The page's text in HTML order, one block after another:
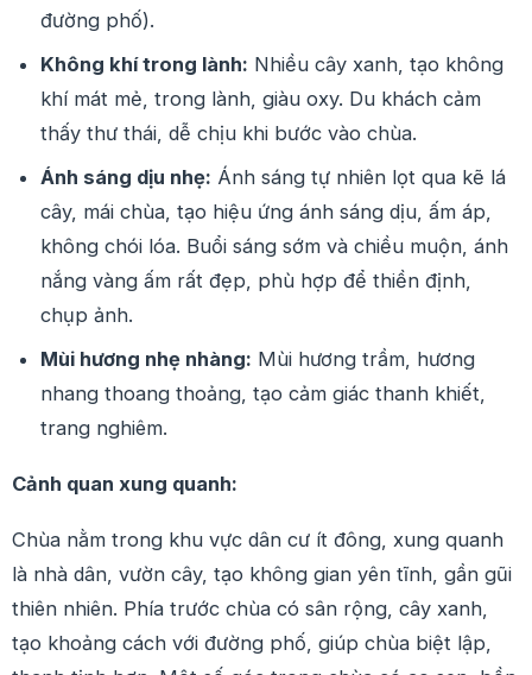
đường phố).
Không khí trong lành: Nhiều cây xanh, tạo không
khí mát mẻ, trong lành, giàu oxy. Du khách cảm
thấy thư thái, dễ chịu khi bước vào chùa.
Ánh sáng dịu nhẹ: Ánh sáng tự nhiên lọt qua kẽ lá
cây, mái chùa, tạo hiệu ứng ánh sáng dịu, ấm áp,
không chói lóa. Buổi sáng sớm và chiều muộn, ánh
nắng vàng ấm rất đẹp, phù hợp để thiền định,
chụp ảnh.
Mùi hương nhẹ nhàng: Mùi hương trầm, hương
nhang thoang thoảng, tạo cảm giác thanh khiết,
trang nghiêm.
Cảnh quan xung quanh:
Chùa nằm trong khu vực dân cư ít đông, xung quanh
là nhà dân, vườn cây, tạo không gian yên tĩnh, gần gũi
thiên nhiên. Phía trước chùa có sân rộng, cây xanh,
tạo khoảng cách với đường phố, giúp chùa biệt lập,